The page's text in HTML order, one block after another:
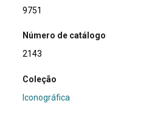
9751
Número de catálogo
2143
Coleção
Iconográfica